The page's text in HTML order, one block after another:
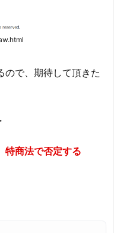
ので、期待して頂きた
特商法で否定する